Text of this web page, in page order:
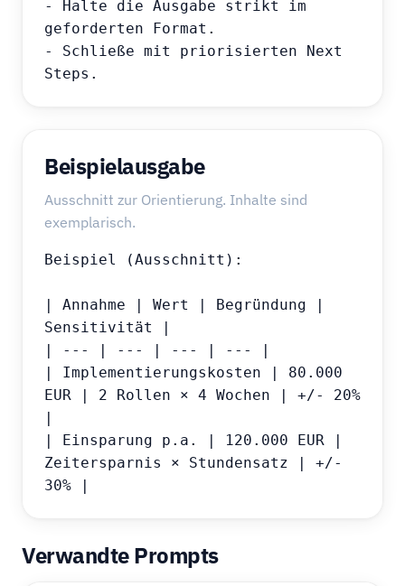
- Halte die Ausgabe strikt im
geforderten Format.
- Schließe mit priorisierten Next
Steps.
Beispielausgabe
Ausschnitt zur Orientierung. Inhalte sind
exemplarisch.
Beispiel (Ausschnitt):
| Annahme | Wert | Begründung |
Sensitivität |
| --- | --- | --- | --- |
| Implementierungskosten | 80.000
EUR | 2 Rollen × 4 Wochen | +/- 20%
| Einsparung p.a. | 120.000 EUR |
Zeitersparnis × Stundensatz | +/-
30% |
Verwandte Prompts